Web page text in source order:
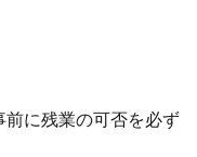
に残業の可否を必ず